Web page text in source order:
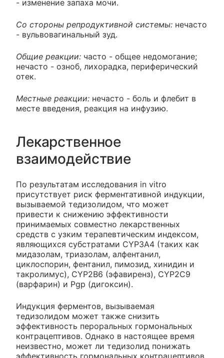
- изменение запаха мочи.
Со стороны репродуктивной системы: нечасто
- вульвовагинальный зуд.
Общие реакции: часто - общее недомогание;
нечасто - озноб, лихорадка, периферический
отек.
Местные реакции: нечасто - боль и флебит в
месте введения, реакция на инфузию.
Лекарственное
взаимодействие
По результатам исследования in vitro
присутствует риск ферментативной индукции,
вызываемой тедизолидом, что может
привести к снижению эффективности
принимаемых совместно лекарственных
средств с узким терапевтическим индексом,
являющихся субстратами CYP3A4 (таких как
мидазолам, триазолам, алфентанил,
циклоспорин, фентанил, пимозид, хинидин и
такролимус), CYP2B6 (эфавиренз), CYP2C9
(варфарин) и Pgp (дигоксин).
Индукция ферментов, вызываемая
тедизолидом может также снизить
эффективность пероральных гормональных
контрацептивов. Однако в настоящее время
неизвестно, может ли тедизолид понижать